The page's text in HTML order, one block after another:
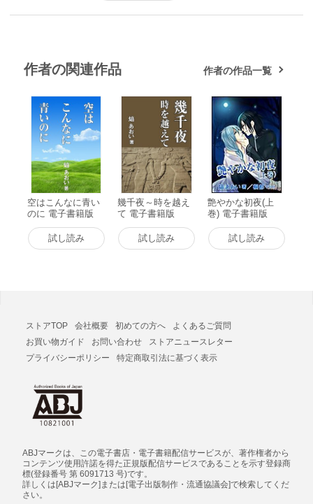
作者の関連作品 作者の作品一覧
空はこんなに青い
のに 電子書籍版
試し読み
幾千夜～時を越え
て 電子書籍版
試し読み
艶やかな初夜(上
巻) 電子書籍版
試し読み
ストアTOP 会社概要 初めての方へ
よくあるご質問
お買い物ガイド
お問い合わせ
ストアニュースレター
プライバシーポリシー
特定商取引法に基づく表示
ABJマークは、この電子書店・電子書籍配信サービスが、著作権者から
コンテンツ使用許諾を得た正規版配信サービスであることを示す登録商
標(登録番号 第 6091713 号)です。
詳しくは[ABJマーク]または[電子出版制作・流通協議会]で検索してくだ
さい。